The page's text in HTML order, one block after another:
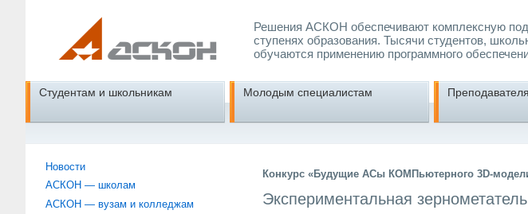
Решения АСКОН обеспечивают комплексную
ступенях образования. Тысячи студентов,
обучаются применению программного
Студентам и школьникам Молодым специалистам
Новости
АСКОН — школам
АСКОН — вузам и колледжам
Конкурс «Будущие АСы КОМПьютерного 3D-
Экспериментальная